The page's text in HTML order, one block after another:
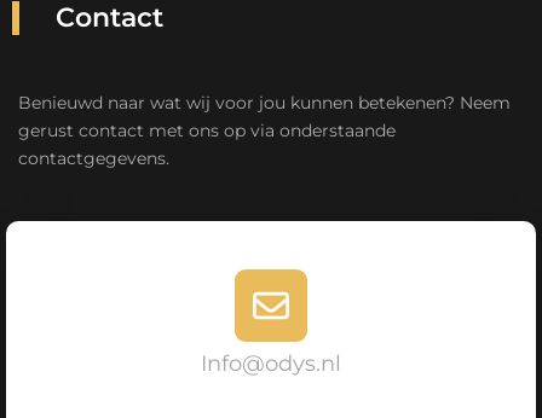
Contact
Benieuwd naar wat wij voor jou kunnen betekenen? Neem
gerust contact met ons op via onderstaande
contactgegevens.
Info@odys.nl